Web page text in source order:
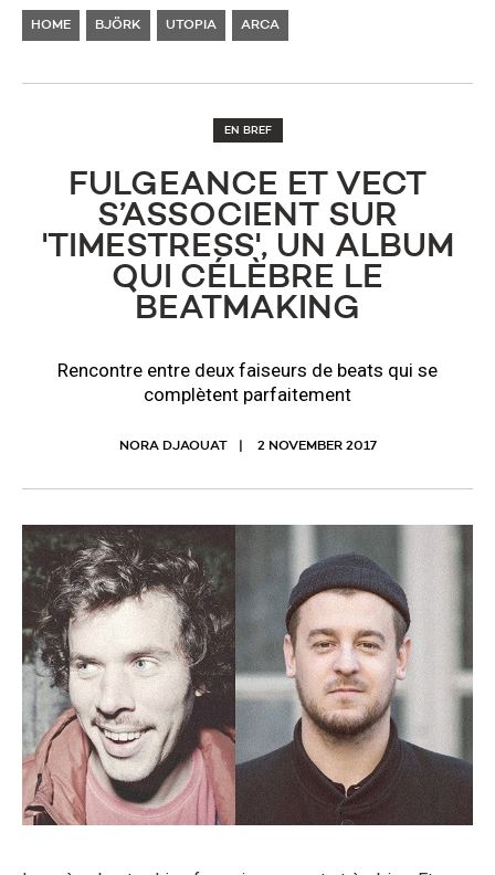
HOME BJÖRK UTOPIA ARCA
EN BREF
FULGEANCE ET VECT
S’ASSOCIENT SUR
'TIMESTRESS', UN ALBUM
QUI CÉLÈBRE LE
BEATMAKING
Rencontre entre deux faiseurs de beats qui se
complètent parfaitement
NORA DJAOUAT 2 NOVEMBER 2017